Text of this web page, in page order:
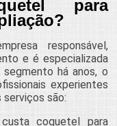
para
responsável,
e é especializada
há anos, o
experientes
serviços são:
coquetel para